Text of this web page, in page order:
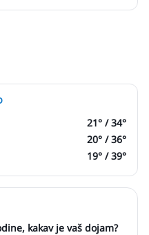
21° /34°
20° /36°
19° /39°
kakav je vaš dojam?